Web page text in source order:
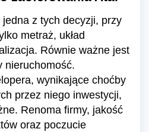
z tych decyzji, przy
metraż, układ
Równie ważne jest
nieruchomość.
wynikające choćby
przez niego inwestycji,
Renoma firmy, jakość
oraz poczucie